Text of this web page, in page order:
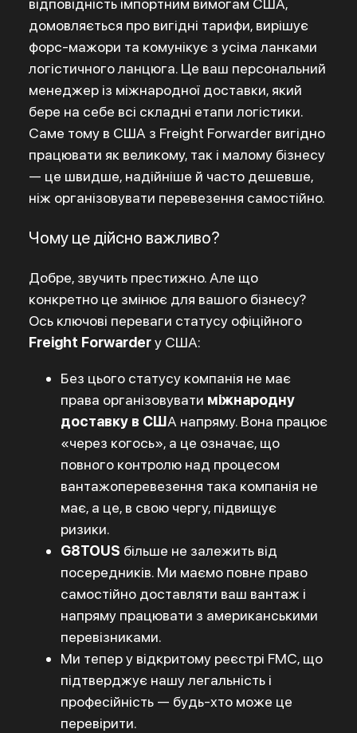
відповідність імпортним вимогам США,
домовляється про вигідні тарифи, вирішує
форс-мажори та комунікує з усіма ланками
логістичного ланцюга. Це ваш персональний
менеджер із міжнародної доставки, який
бере на себе всі складні етапи логістики.
Саме тому в США з Freight Forwarder вигідно
працювати як великому, так і малому бізнесу
— це швидше, надійніше й часто дешевше,
ніж організовувати перевезення самостійно.
Чому це дійсно важливо?
Добре, звучить престижно. Але що
конкретно це змінює для вашого бізнесу?
Ось ключові переваги статусу офіційного
Freight Forwarderу США:
Без цього статусу компанія не має
права організовувати міжнародну
доставку в США напряму. Вона працює
«через когось», а це означає, що
повного контролю над процесом
вантажоперевезення така компанія не
має, а це, в свою чергу, підвищує
ризики.
G8TOUS більше не залежить від
посередників. Ми маємо повне право
самостійно доставляти ваш вантаж і
напряму працювати з американськими
перевізниками.
Ми тепер у відкритому реєстрі FMC, що
підтверджує нашу легальність і
професійність — будь-хто може це
перевірити.